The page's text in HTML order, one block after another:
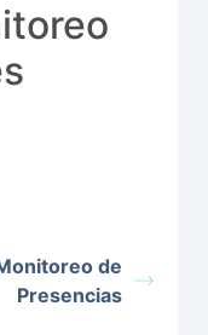
de
Presencias